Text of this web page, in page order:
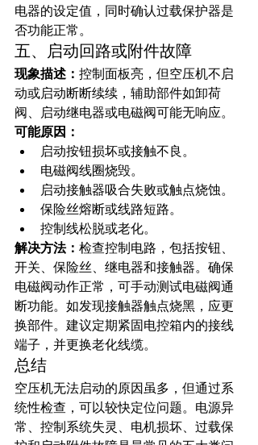
电器的设定值，同时确认过载保护器是
否功能正常。
五、启动回路或附件故障
现象描述： 控制面板亮，但空压机不启
动或启动断断续续，辅助部件如卸荷
阀、启动继电器或电磁阀可能无响应。
可能原因：
启动按钮损坏或接触不良。
电磁阀线圈烧毁。
启动接触器吸合失败或触点烧蚀。
保险丝熔断或线路短路。
控制线松脱或老化。
解决方法： 检查控制电路，包括按钮、
开关、保险丝、继电器和接触器。确保
电磁阀动作正常，可手动测试电磁阀通
断功能。如发现接触器触点烧黑，应更
换部件。建议定期紧固电控箱内的接线
端子，并更换老化线缆。
总结
空压机无法启动的原因虽多，但通过系
统性检查，可以较快定位问题。电源异
常、控制系统失灵、电机损坏、过载保